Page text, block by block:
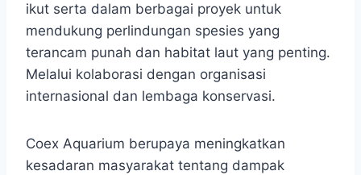
ikut serta dalam berbagai proyek untuk
mendukung perlindungan spesies yang
terancam punah dan habitat laut yang penting.
Melalui kolaborasi dengan organisasi
internasional dan lembaga konservasi.
Coex Aquarium berupaya meningkatkan
kesadaran masyarakat tentang dampak